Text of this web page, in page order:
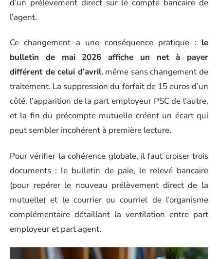
d’un prélèvement direct sur le compte bancaire de
l’agent.
Ce changement a une conséquence pratique : le
bulletin de mai 2026 affiche un net à payer
différent de celui d’avril, même sans changement de
traitement. La suppression du forfait de 15 euros d’un
côté, l’apparition de la part employeur PSC de l’autre,
et la fin du précompte mutuelle créent un écart qui
peut sembler incohérent à première lecture.
Pour vérifier la cohérence globale, il faut croiser trois
documents : le bulletin de paie, le relevé bancaire
(pour repérer le nouveau prélèvement direct de la
mutuelle) et le courrier ou courriel de l’organisme
complémentaire détaillant la ventilation entre part
employeur et part agent.